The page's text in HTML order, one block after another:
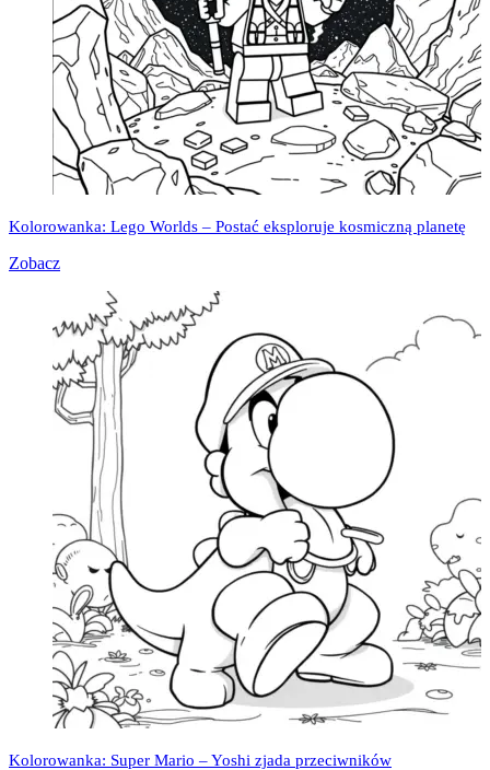
Kolorowanka: Lego Worlds – Postać eksploruje kosmiczną planetę
Zobacz
Kolorowanka: Super Mario – Yoshi zjada przeciwników